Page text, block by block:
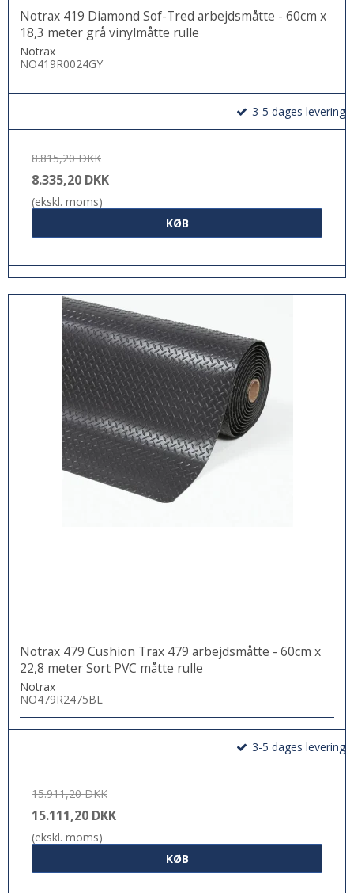
Notrax 419 Diamond Sof-Tred arbejdsmåtte - 60cm x
18,3 meter grå vinylmåtte rulle
Notrax
NO419R0024GY
3-5 dages levering
8.815,20 DKK
8.335,20 DKK
(ekskl. moms)
KØB
Notrax 479 Cushion Trax 479 arbejdsmåtte - 60cm x
22,8 meter Sort PVC måtte rulle
Notrax
NO479R2475BL
3-5 dages levering
15.911,20 DKK
15.111,20 DKK
(ekskl. moms)
KØB